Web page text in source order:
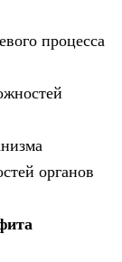
процесса
органов